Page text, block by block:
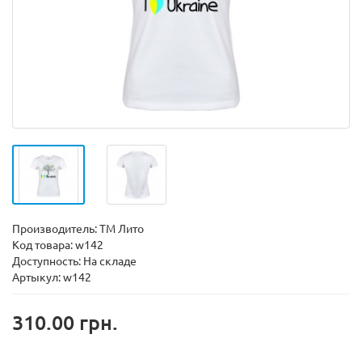
Производитель:ТМ Лито
Код товара:w142
Доступность: На складе
Артыкул: w142
310.00 грн.